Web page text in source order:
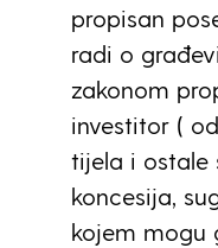
propisan
radi o
zakonom
investitor (
tijela i ostale
koncesija,
kojem mogu